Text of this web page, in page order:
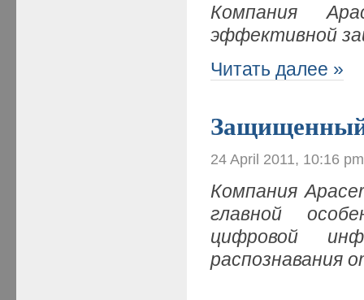
Компания
эффективной
Читать далее »
24 April 2011, 10:16 pm
Компания
главной
цифровой
распознавания